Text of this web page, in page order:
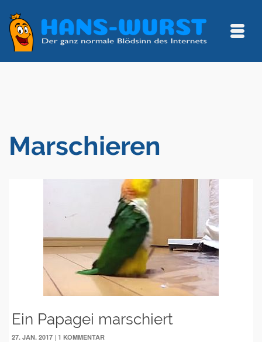
Marschieren
Ein Papagei marschiert
27. JAN. 2017 | 1 KOMMENTAR